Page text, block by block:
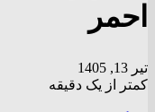
احمر
تیر 13, 1405
کمتر از یک دقیقه